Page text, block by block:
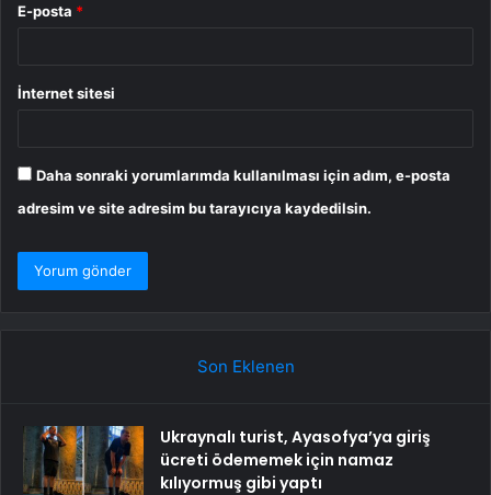
E-posta *
İnternet sitesi
Daha sonraki yorumlarımda kullanılması için adım, e-posta
adresim ve site adresim bu tarayıcıya kaydedilsin.
Son Eklenen
Ukraynalı turist, Ayasofya’ya giriş
ücreti ödememek için namaz
kılıyormuş gibi yaptı